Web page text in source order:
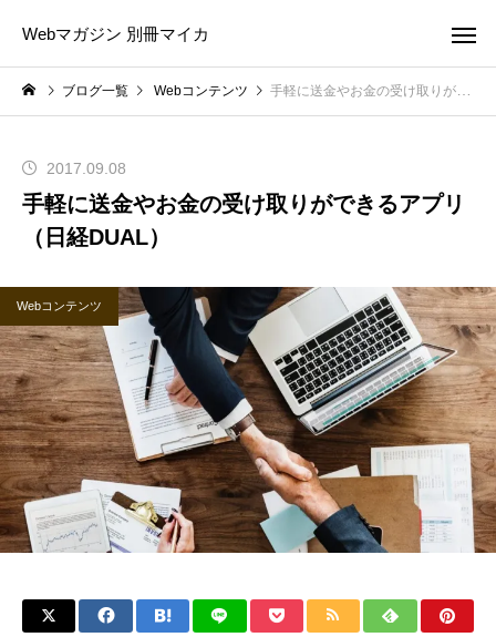
Webマガジン 別冊マイカ
ブログ一覧 Webコンテンツ 手軽に送金やお金の受け取りができるアプリ（日経DUAL）
2017.09.08
手軽に送金やお金の受け取りができるアプリ
（日経DUAL）
Webコンテンツ